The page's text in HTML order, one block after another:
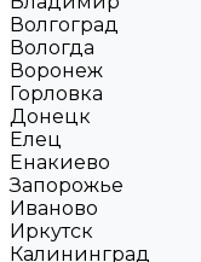
Волгоград
Вологда
Воронеж
Горловка
Донецк
Елец
Енакиево
Запорожье
Иваново
Иркутск
Калининград